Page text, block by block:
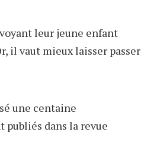
leur jeune enfant
il vaut mieux laisser passer
une centaine
publiés dans la revue